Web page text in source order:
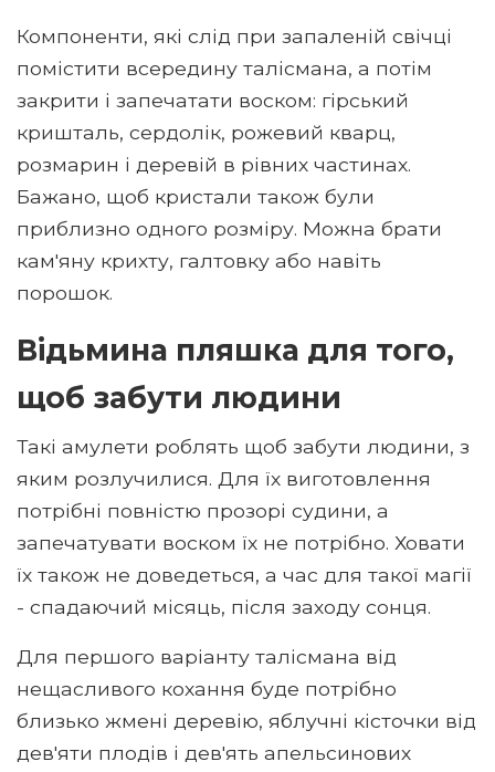
Компоненти, які слід при запаленій свічці
помістити всередину талісмана, а потім
закрити і запечатати воском: гірський
кришталь, сердолік, рожевий кварц,
розмарин і деревій в рівних частинах.
Бажано, щоб кристали також були
приблизно одного розміру. Можна брати
кам'яну крихту, галтовку або навіть
порошок.
Відьмина пляшка для того,
щоб забути людини
Такі амулети роблять щоб забути людини, з
яким розлучилися. Для їх виготовлення
потрібні повністю прозорі судини, а
запечатувати воском їх не потрібно. Ховати
їх також не доведеться, а час для такої магії
- спадаючий місяць, після заходу сонця.
Для першого варіанту талісмана від
нещасливого кохання буде потрібно
близько жмені деревію, яблучні кісточки від
дев'яти плодів і дев'ять апельсинових